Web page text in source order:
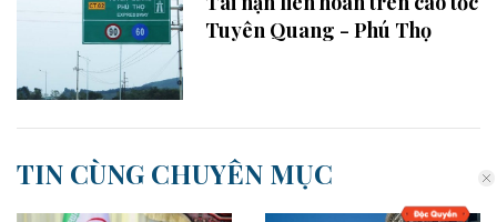
Tuyên Quang - Phú Thọ
TIN CÙNG CHUYÊN MỤC